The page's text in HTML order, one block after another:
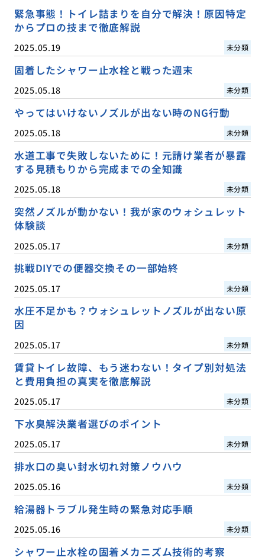
緊急事態！トイレ詰まりを自分で解決！原因特定
からプロの技まで徹底解説
2025.05.19 未分類
固着したシャワー止水栓と戦った週末
2025.05.18 未分類
やってはいけないノズルが出ない時のNG行動
2025.05.18 未分類
水道工事で失敗しないために！元請け業者が暴露
する見積もりから完成までの全知識
2025.05.18 未分類
突然ノズルが動かない！我が家のウォシュレット
体験談
2025.05.17 未分類
挑戦DIYでの便器交換その一部始終
2025.05.17 未分類
水圧不足かも？ウォシュレットノズルが出ない原
因
2025.05.17 未分類
賃貸トイレ故障、もう迷わない！タイプ別対処法
と費用負担の真実を徹底解説
2025.05.17 未分類
下水臭解決業者選びのポイント
2025.05.17 未分類
排水口の臭い封水切れ対策ノウハウ
2025.05.16 未分類
給湯器トラブル発生時の緊急対応手順
2025.05.16 未分類
シャワー止水栓の固着メカニズム技術的考察